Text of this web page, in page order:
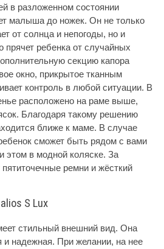
в разложенном состоянии
малыша до ножек. Он не только
от солнца и непогоды, но и
прячет ребенка от случайных
секцию капора
окно, прикрытое тканным
контроль в любой ситуации. В
расположено на раме выше,
Благодаря такому решению
ближе к маме. В случае
сможет быть рядом с вами
этом в модной коляске. За
ремни и жёсткий
S Lux
стильный внешний вид. Она
и надежная. При желании, на нее